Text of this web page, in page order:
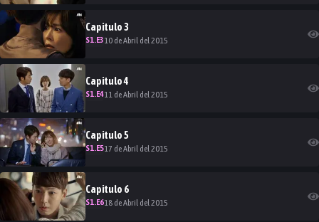
Capitulo3
S1.E310 de Abril del 2015
Capitulo4
S1.E411 de Abril del 2015
Capitulo5
S1.E517 de Abril del 2015
Capitulo 6
S1.E618 de Abril del 2015